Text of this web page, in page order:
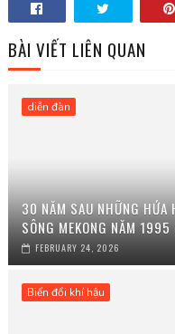
BÀI VIẾT LIÊN QUAN
diễn đàn
30 NĂM SAU NHỮNG HỨA
SÔNG MEKONG NĂM
FEBRUARY 24, 2026
Biến đổi khí hậu